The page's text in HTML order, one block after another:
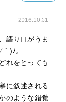
2016.10.31
語り口がうま
` )ﾉ。
れをとっても
に叙述される
のような錯覚